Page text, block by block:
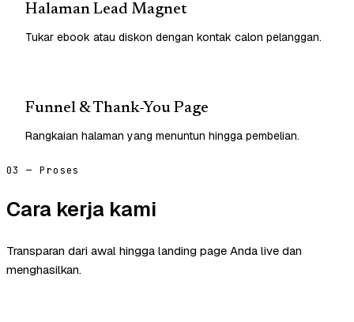
Halaman Lead Magnet
Tukar ebook atau diskon dengan kontak calon pelanggan.
Funnel & Thank-You Page
Rangkaian halaman yang menuntun hingga pembelian.
03 — Proses
Cara kerja kami
Transparan dari awal hingga landing page Anda live dan
menghasilkan.